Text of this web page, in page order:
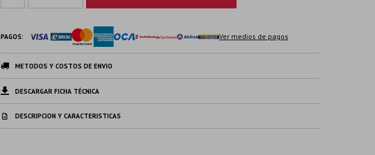
PAGOS: Ver medios de pagos
METODOS Y COSTOS DE ENVIO
DESCARGAR FICHA TÉCNICA
DESCRIPCION Y CARACTERISTICAS